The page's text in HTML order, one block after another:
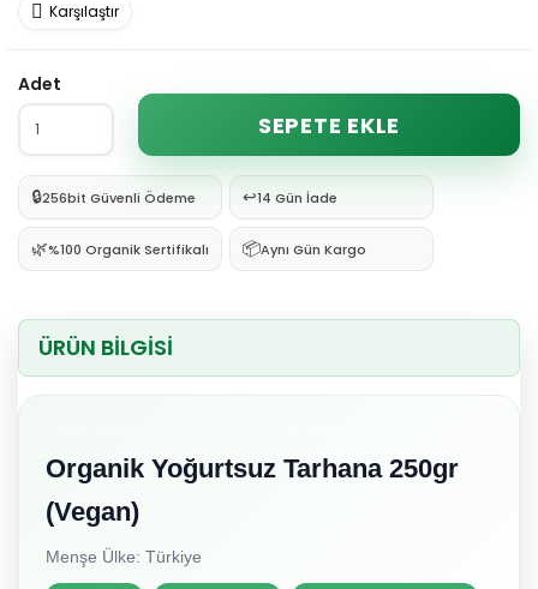
Karşılaştır
Adet
SEPETE EKLE
🔒256bit Güvenli Ödeme ↩️14 Gün İade
🌿%100 Organik Sertifikalı 📦Aynı Gün Kargo
ÜRÜN BİLGİSİ
Organik Yoğurtsuz Tarhana 250gr
(Vegan)
Menşe Ülke: Türkiye